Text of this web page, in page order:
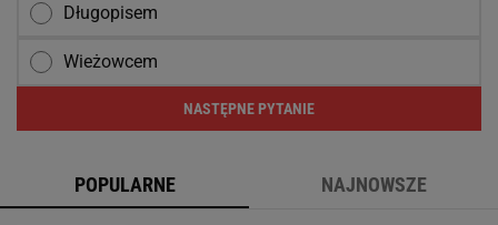
Długopisem
Wieżowcem
NASTĘPNE PYTANIE
POPULARNE NAJNOWSZE